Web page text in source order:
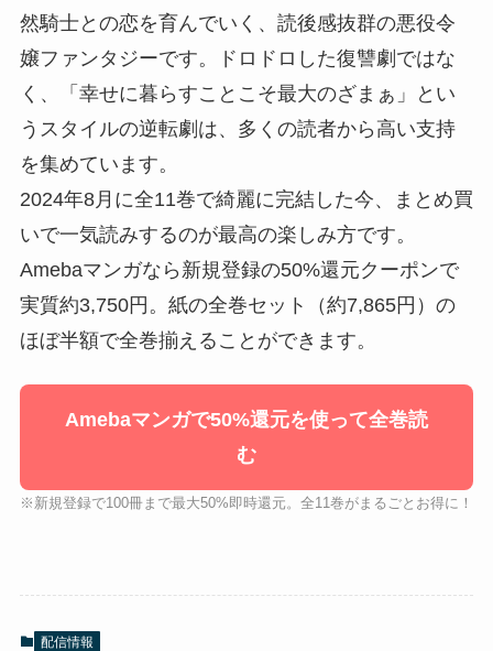
然騎士との恋を育んでいく、読後感抜群の悪役令
嬢ファンタジーです。ドロドロした復讐劇ではな
く、「幸せに暮らすことこそ最大のざまぁ」とい
うスタイルの逆転劇は、多くの読者から高い支持
を集めています。
2024年8月に全11巻で綺麗に完結した今、まとめ買
いで一気読みするのが最高の楽しみ方です。
Amebaマンガなら新規登録の50%還元クーポンで
実質約3,750円。紙の全巻セット（約7,865円）の
ほぼ半額で全巻揃えることができます。
Amebaマンガで50%還元を使って全巻読
む
※新規登録で100冊まで最大50%即時還元。全11巻がまるごとお得に！
配信情報